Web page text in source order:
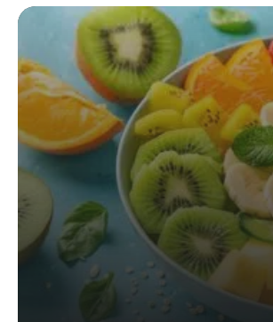
29 mai 2024